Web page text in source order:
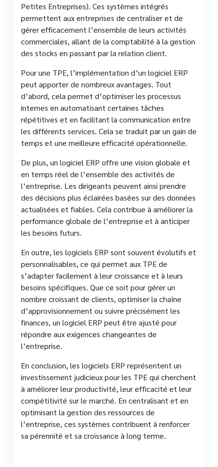
Petites Entreprises). Ces systèmes intégrés
permettent aux entreprises de centraliser et de
gérer efficacement l’ensemble de leurs activités
commerciales, allant de la comptabilité à la gestion
des stocks en passant par la relation client.
Pour une TPE, l’implémentation d’un logiciel ERP
peut apporter de nombreux avantages. Tout
d’abord, cela permet d’optimiser les processus
internes en automatisant certaines tâches
répétitives et en facilitant la communication entre
les différents services. Cela se traduit par un gain de
temps et une meilleure efficacité opérationnelle.
De plus, un logiciel ERP offre une vision globale et
en temps réel de l’ensemble des activités de
l’entreprise. Les dirigeants peuvent ainsi prendre
des décisions plus éclairées basées sur des données
actualisées et fiables. Cela contribue à améliorer la
performance globale de l’entreprise et à anticiper
les besoins futurs.
En outre, les logiciels ERP sont souvent évolutifs et
personnalisables, ce qui permet aux TPE de
s’adapter facilement à leur croissance et à leurs
besoins spécifiques. Que ce soit pour gérer un
nombre croissant de clients, optimiser la chaîne
d’approvisionnement ou suivre précisément les
finances, un logiciel ERP peut être ajusté pour
répondre aux exigences changeantes de
l’entreprise.
En conclusion, les logiciels ERP représentent un
investissement judicieux pour les TPE qui cherchent
à améliorer leur productivité, leur efficacité et leur
compétitivité sur le marché. En centralisant et en
optimisant la gestion des ressources de
l’entreprise, ces systèmes contribuent à renforcer
sa pérennité et sa croissance à long terme.